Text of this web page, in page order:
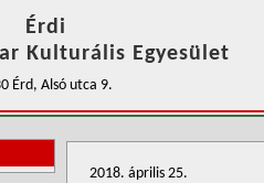
Érdi
Kulturális Egyesület
Érd, Alsó utca 9.
2018. április 25.